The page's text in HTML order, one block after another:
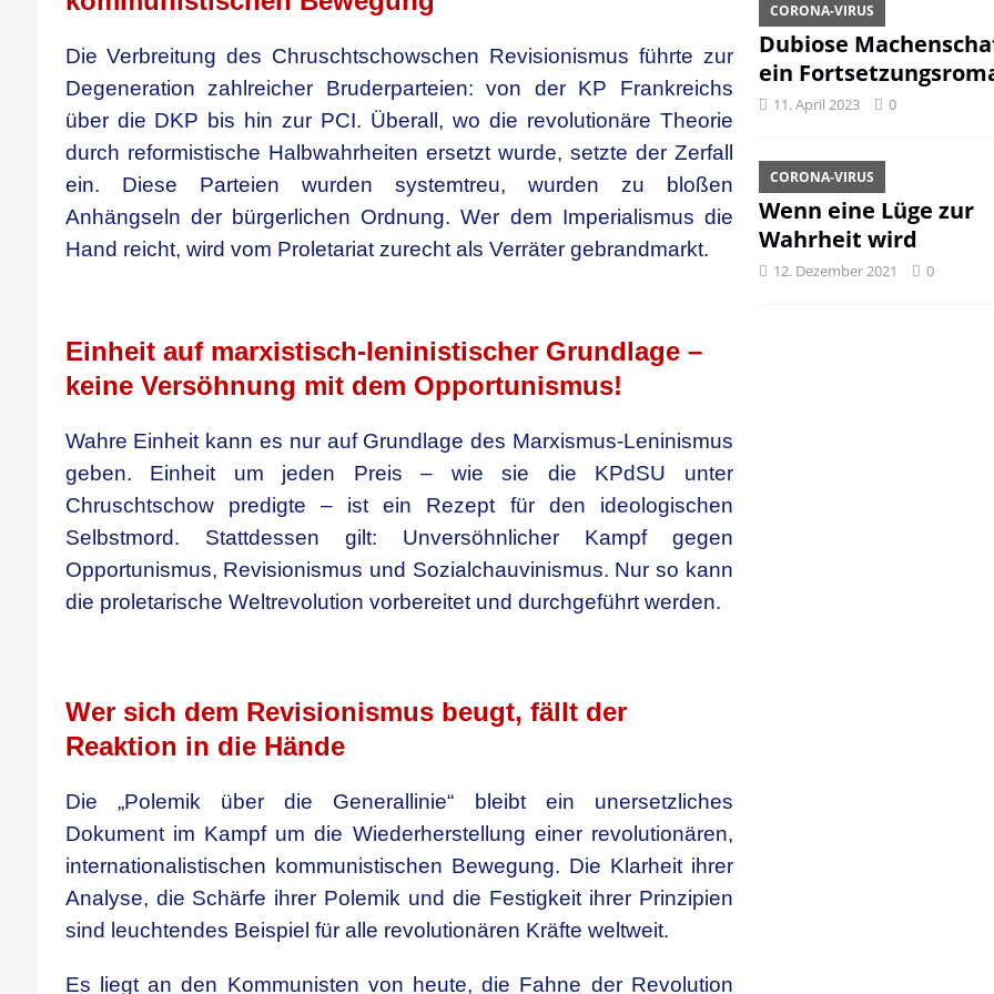
Die Verbreitung des Chruschtschowschen Revisionismus führte zur
Degeneration zahlreicher Bruderparteien: von der KP Frankreichs
über die DKP bis hin zur PCI. Überall, wo die revolutionäre Theorie
durch reformistische Halbwahrheiten ersetzt wurde, setzte der Zerfall
ein. Diese Parteien wurden systemtreu, wurden zu bloßen
Anhängseln der bürgerlichen Ordnung. Wer dem Imperialismus die
Hand reicht, wird vom Proletariat zurecht als Verräter gebrandmarkt.
Einheit auf marxistisch-leninistischer Grundlage –
keine Versöhnung mit dem Opportunismus!
Wahre Einheit kann es nur auf Grundlage des Marxismus-Leninismus
geben. Einheit um jeden Preis – wie sie die KPdSU unter
Chruschtschow predigte – ist ein Rezept für den ideologischen
Selbstmord. Stattdessen gilt: Unversöhnlicher Kampf gegen
Opportunismus, Revisionismus und Sozialchauvinismus. Nur so kann
die proletarische Weltrevolution vorbereitet und durchgeführt werden.
Wer sich dem Revisionismus beugt, fällt der
Reaktion in die Hände
Die „Polemik über die Generallinie“ bleibt ein unersetzliches
Dokument im Kampf um die Wiederherstellung einer revolutionären,
internationalistischen kommunistischen Bewegung. Die Klarheit ihrer
Analyse, die Schärfe ihrer Polemik und die Festigkeit ihrer Prinzipien
sind leuchtendes Beispiel für alle revolutionären Kräfte weltweit.
Es liegt an den Kommunisten von heute, die Fahne der Revolution
Dubiose
ein
CORONA-VIRUS
11. April 2023 0
Wenn eine Lüge zur
Wahrheit wird
CORONA-VIRUS
12. Dezember 2021 0